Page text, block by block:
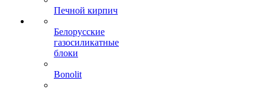
Печной кирпич
Белорусские
газосиликатные
блоки
Bonolit